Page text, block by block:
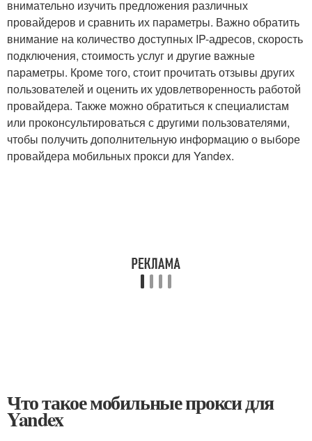
внимательно изучить предложения различных
провайдеров и сравнить их параметры. Важно обратить
внимание на количество доступных IP-адресов, скорость
подключения, стоимость услуг и другие важные
параметры. Кроме того, стоит прочитать отзывы других
пользователей и оценить их удовлетворенность работой
провайдера. Также можно обратиться к специалистам
или проконсультироваться с другими пользователями,
чтобы получить дополнительную информацию о выборе
провайдера мобильных прокси для Yandex.
Что такое мобильные прокси для
Yandex